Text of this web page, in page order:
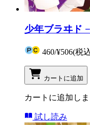
少年ブラヰド
460/¥506(税
カートに追加
カートに追加し
試し読み